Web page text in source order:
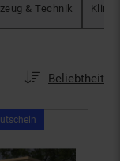
& Technik
Sortierung:
Beliebtheit
Artikel+30€